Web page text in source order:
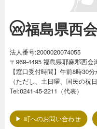
福島県西
法人番号:2000020074055
〒969-4495 福島県耶麻郡西
【窓口受付時間】午前8時30
（ただし、土日曜、国民の祝
Tel:0241-45-2211（代表）
町へのお問い合わせ